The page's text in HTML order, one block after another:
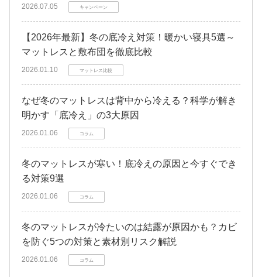
2026.07.05 キャンペーン
【2026年最新】冬の底冷え対策！暖かい寝具5選～
マットレスと敷布団を徹底比較
2026.01.10 マットレス比較
なぜ冬のマットレスは背中から冷える？科学が解き
明かす「底冷え」の3大原因
2026.01.06 コラム
冬のマットレスが寒い！底冷えの原因と今すぐでき
る対策9選
2026.01.06 コラム
冬のマットレスが冷たいのは結露が原因かも？カビ
を防ぐ5つの対策と素材別リスク解説
2026.01.06 コラム